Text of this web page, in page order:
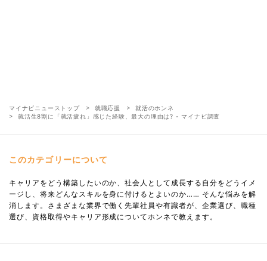
マイナビニューストップ 就職応援
就活のホンネ
就活生8割に「就活疲れ」感じた経験、最大の理由は? - マイナビ調査
このカテゴリーについて
キャリアをどう構築したいのか、社会人として成長する自分をどうイメ
ージし、将来どんなスキルを身に付けるとよいのか…… そんな悩みを解
消します。さまざまな業界で働く先輩社員や有識者が、企業選び、職種
選び、資格取得やキャリア形成についてホンネで教えます。